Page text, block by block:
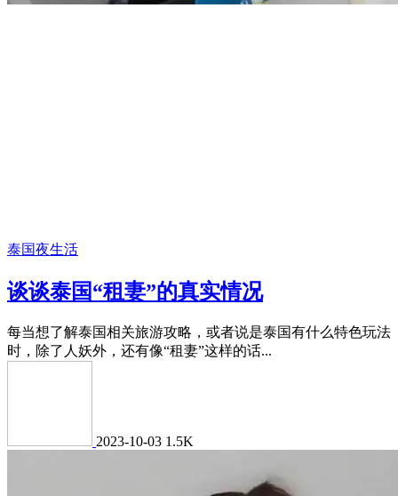
泰国夜生活
谈谈泰国“租妻”的真实情况
每当想了解泰国相关旅游攻略，或者说是泰国有什么特色玩法
时，除了人妖外，还有像“租妻”这样的话...
2023-10-03 1.5K